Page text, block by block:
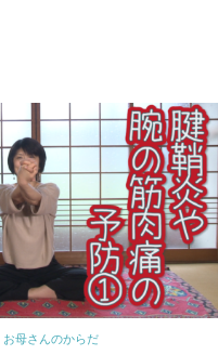
お母さんのからだ